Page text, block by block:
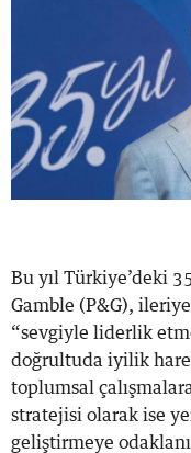
Bu yıl Türkiye’deki
Gamble (P&G),
“sevgiyle liderlik
doğrultuda iyilik
toplumsal
stratejisi olarak ise
geliştirmeye